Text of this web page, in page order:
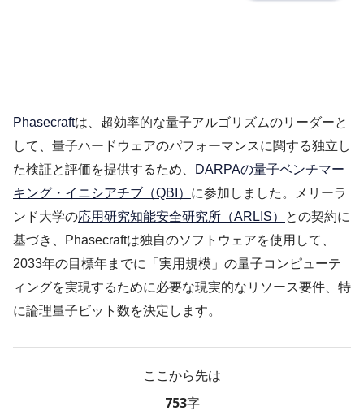
Phasecraftは、超効率的な量子アルゴリズムのリーダーと
して、量子ハードウェアのパフォーマンスに関する独立し
た検証と評価を提供するため、
DARPAの量子ベンチマー
キング・イニシアチブ（QBI） に参加しました。メリーラ
ンド大学の応用研究知能安全研究所（ARLIS）
との契約に
基づき、Phasecraftは独自のソフトウェアを使用して、
2033年の目標年までに「実用規模」の量子コンピューテ
ィングを実現するために必要な現実的なリソース要件、特
に論理量子ビット数を決定します。
ここから先は
753字